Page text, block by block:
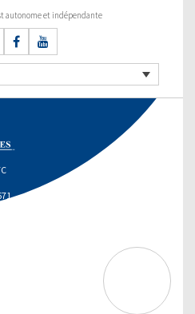
autonome et indépendante